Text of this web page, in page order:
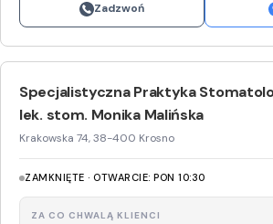
Zadzwoń
Specjalistyczna Praktyka
lek. stom. Monika Malińska
Krakowska 74, 38-400 Krosno
ZAMKNIĘTE · OTWARCIE: PON 10:30
ZA CO CHWALĄ KLIENCI